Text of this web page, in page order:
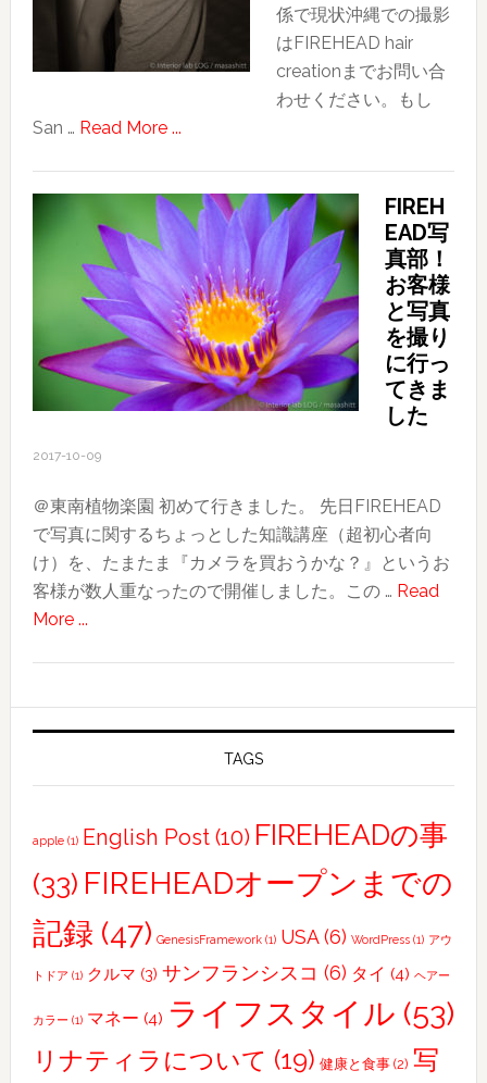
見
ぬ
台
い
友
と
の
面
会
係で現状沖縄での撮影
はFIREHEAD hair
creationまでお問い合
わせください。もし
San … Read More ...about
ト
レ
ー
ト
撮
影
の
女
デ
さ
し
FIREH
EAD写
真部！
お客様
と写真
を撮り
に行っ
てきま
した
2017-10-09
＠東南植物楽園 初めて行きました。 先日FIREHEAD
で写真に関するちょっとした知識講座（超初心者向
け）を、たまたま『カメラを買おうかな？』というお
客様が数人重なったので開催しました。この … Read
More ...about
真
部！
客
と
写
を
り
に
っ
TAGS
apple(1) English Post(10) FIREHEADの事
(33) FIREHEADオープンまでの
記録 (47) GenesisFramework(1) USA(6) WordPress(1) アウ
トドア (1) クルマ (3) サンフランシスコ (6) タイ (4) ヘアー
カラー (1) マネー (4) ライフスタイル (53)
リナティラについて (19) 健康と食事(2) 写